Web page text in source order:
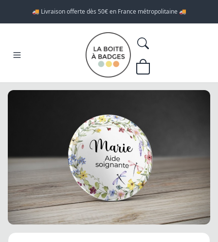
🚚 Livraison offerte dès 50€ en France métropolitaine 🚚